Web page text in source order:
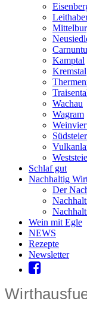
Kamptal
Kremstal
Wachau
Wagram
Schlaf gut
Nachhaltig
Der
Wein mit Egle
NEWS
Rezepte
Newsletter